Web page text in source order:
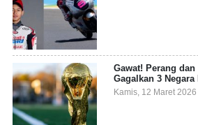
Gawat! Perang
Gagalkan 3
2026
Kamis, 12 Maret